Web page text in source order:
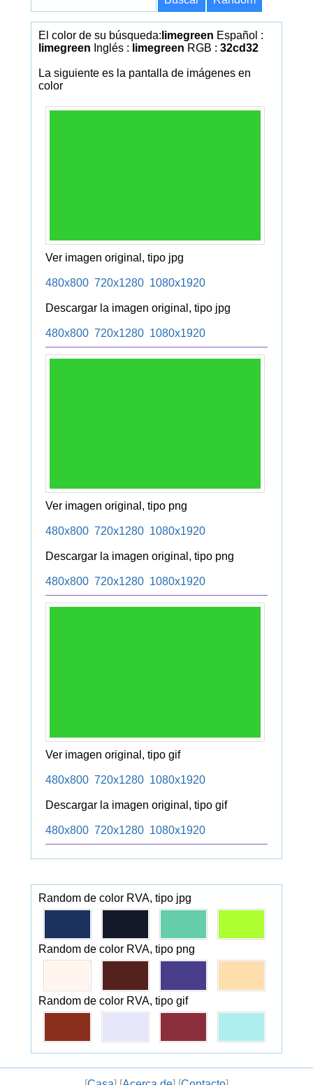
El color de su búsqueda: limegreen Español :
limegreen Inglés : limegreen RGB : 32cd32
La siguiente es la pantalla de imágenes en
color
Ver imagen original, tipo jpg
480x800 720x1280 1080x1920
Descargar la imagen original, tipo jpg
480x800 720x1280 1080x1920
Ver imagen original, tipo png
480x800 720x1280 1080x1920
Descargar la imagen original, tipo png
480x800 720x1280 1080x1920
Ver imagen original, tipo gif
480x800 720x1280 1080x1920
Descargar la imagen original, tipo gif
480x800 720x1280 1080x1920
Random de color RVA, tipo jpg
Random de color RVA, tipo png
Random de color RVA, tipo gif